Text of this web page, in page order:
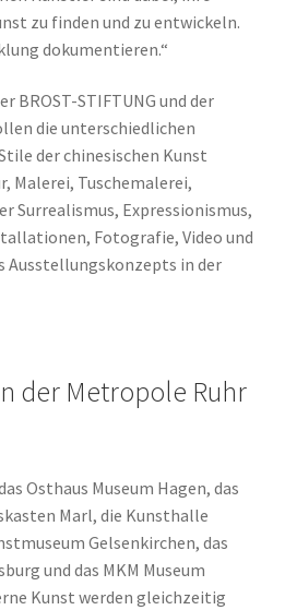
zu finden und zu entwickeln.
dokumentieren.“
BROST-STIFTUNG und der
die unterschiedlichen
der chinesischen Kunst
Malerei, Tuschemalerei,
Surrealismus, Expressionismus,
Fotografie, Video und
Ausstellungskonzepts in der
der Metropole Ruhr
Osthaus Museum Hagen, das
Marl, die Kunsthalle
Gelsenkirchen, das
und das MKM Museum
Kunst werden gleichzeitig